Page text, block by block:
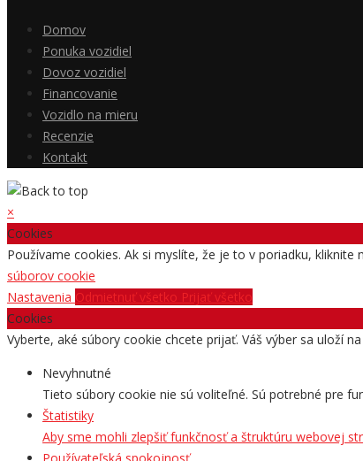
Domov
Ponuka vozidiel
Dovoz vozidiel
Financovanie
Vozidlo na mieru
Recenzie
Kontakt
×
Cookies
Používame cookies. Ak si myslíte, že je to v poriadku,
súborov cookie
Nastavenia Odmietnuť všetko Prijať všetko
Cookies
Vyberte, aké súbory cookie chcete prijať. Váš výber sa uloží
Nevyhnutné
Tieto súbory cookie nie sú voliteľné. Sú potrebné pre
Štatistiky
Aby sme mohli zlepšiť funkčnosť a štruktúru webovej